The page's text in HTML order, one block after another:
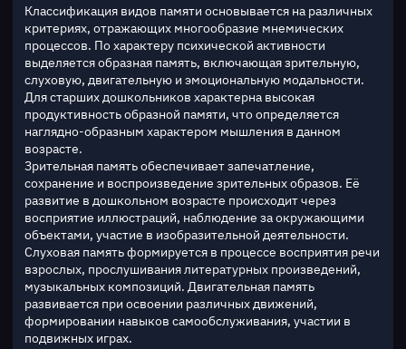
Классификация видов памяти основывается на различных
критериях, отражающих многообразие мнемических
процессов. По характеру психической активности
выделяется образная память, включающая зрительную,
слуховую, двигательную и эмоциональную модальности.
Для старших дошкольников характерна высокая
продуктивность образной памяти, что определяется
наглядно-образным характером мышления в данном
возрасте.
Зрительная память обеспечивает запечатление,
сохранение и воспроизведение зрительных образов. Её
развитие в дошкольном возрасте происходит через
восприятие иллюстраций, наблюдение за окружающими
объектами, участие в изобразительной деятельности.
Слуховая память формируется в процессе восприятия речи
взрослых, прослушивания литературных произведений,
музыкальных композиций. Двигательная память
развивается при освоении различных движений,
формировании навыков самообслуживания, участии в
подвижных играх.